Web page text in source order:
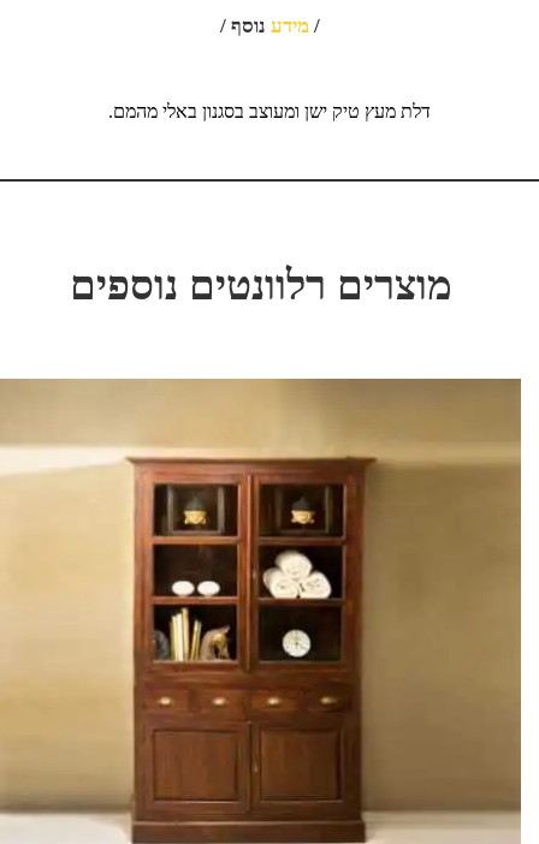
/ מידע נוסף /
דלת מעץ טיק ישן ומעוצב בסגנון באלי מהמם.
מוצרים רלוונטים נוספים